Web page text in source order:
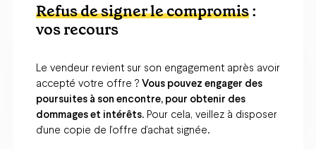
Refus de signer le compromis:
vos recours
Le vendeur revient sur son engagement après avoir
accepté votre offre ? Vous pouvez engager des
poursuites à son encontre, pour obtenir des
dommages et intérêts. Pour cela, veillez à disposer
d’une copie de l’offre d’achat signée.